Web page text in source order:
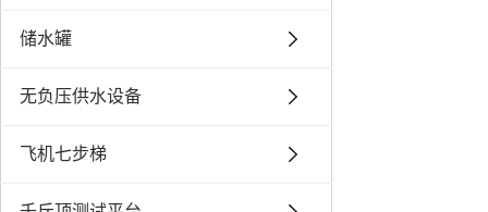
储水罐
无负压供水设备
飞机七步梯